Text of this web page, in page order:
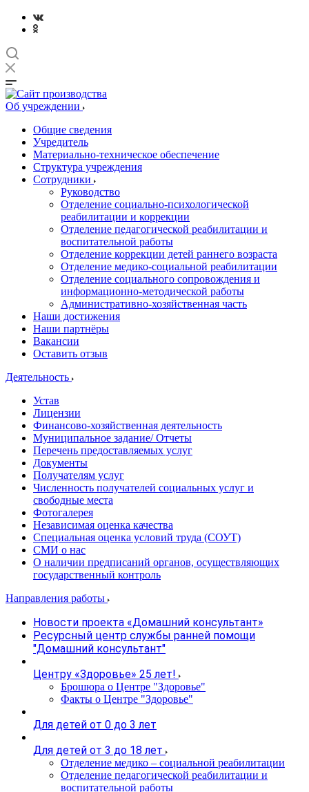
Об учреждении
Общие сведения
Учредитель
Материально-техническое обеспечение
Структура учреждения
Сотрудники
Руководство
Отделение социально-психологической
реабилитации и коррекции
Отделение педагогической реабилитации и
воспитательной работы
Отделение коррекции детей раннего возраста
Отделение медико-социальной реабилитации
Отделение социального сопровождения и
информационно-методической работы
Административно-хозяйственная часть
Наши достижения
Наши партнёры
Вакансии
Оставить отзыв
Деятельность
Устав
Лицензии
Финансово-хозяйственная деятельность
Муниципальное задание/ Отчеты
Перечень предоставляемых услуг
Документы
Получателям услуг
Численность получателей социальных услуг и
свободные места
Фотогалерея
Независимая оценка качества
Специальная оценка условий труда (СОУТ)
СМИ о нас
О наличии предписаний органов, осуществляющих
государственный контроль
Направления работы
Новости проекта «Домашний консультант»
Ресурсный центр службы ранней помощи
"Домашний консультант"
Центру «Здоровье» 25 лет!
Брошюра о Центре "Здоровье"
Факты о Центре "Здоровье"
Для детей от 0 до 3 лет
Для детей от 3 до 18 лет
Отделение медико – социальной реабилитации
Отделение педагогической реабилитации и
воспитательной работы